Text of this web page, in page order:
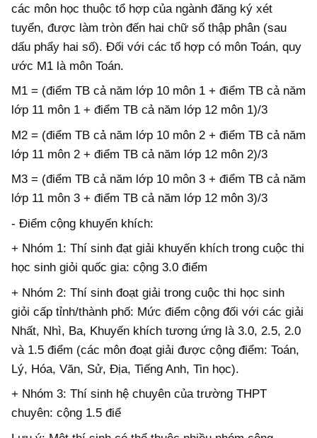
các môn học thuộc tổ hợp của ngành đăng ký xét
tuyển, được làm tròn đến hai chữ số thập phân (sau
dấu phẩy hai số). Đối với các tổ hợp có môn Toán, quy
ước M1 là môn Toán.
M1 = (điểm TB cả năm lớp 10 môn 1 + điểm TB cả năm
lớp 11 môn 1 + điểm TB cả năm lớp 12 môn 1)/3
M2 = (điểm TB cả năm lớp 10 môn 2 + điểm TB cả năm
lớp 11 môn 2 + điểm TB cả năm lớp 12 môn 2)/3
M3 = (điểm TB cả năm lớp 10 môn 3 + điểm TB cả năm
lớp 11 môn 3 + điểm TB cả năm lớp 12 môn 3)/3
- Điểm cộng khuyến khích:
+ Nhóm 1: Thí sinh đạt giải khuyến khích trong cuộc thi
học sinh giỏi quốc gia: cộng 3.0 điểm
+ Nhóm 2: Thí sinh đoạt giải trong cuộc thi học sinh
giỏi cấp tỉnh/thành phố: Mức điểm cộng đối với các giải
Nhất, Nhì, Ba, Khuyến khích tương ứng là 3.0, 2.5, 2.0
và 1.5 điểm (các môn đoạt giải được cộng điểm: Toán,
Lý, Hóa, Văn, Sử, Địa, Tiếng Anh, Tin học).
+ Nhóm 3: Thí sinh hệ chuyên của trường THPT
chuyên: cộng 1.5 điể